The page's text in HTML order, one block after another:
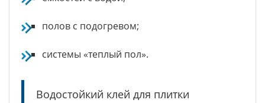
полов с подогревом;
системы «теплый пол».
Водостойкий клей для плитки